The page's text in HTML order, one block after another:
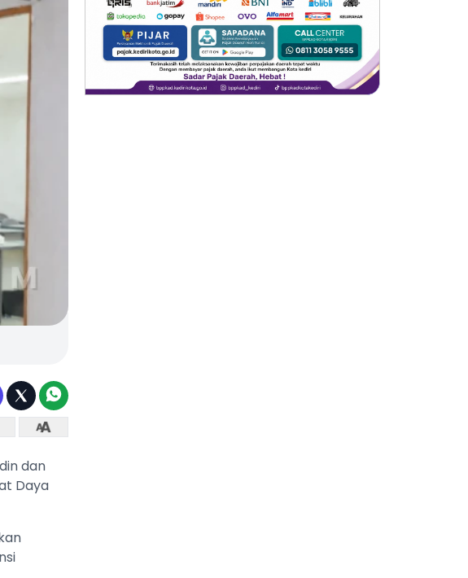
dan
Daya